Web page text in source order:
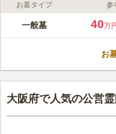
ライフドット編集部のコメント
美しいガーデン霊園
をお任せできます。
口コミ評価
みんなの評価
霊園内でもお花を購
ーなどで買っていきます。す
それほど大きなお店ではない
お墓タイプ 参
一般墓 40万
お
大阪府で人気の公営霊